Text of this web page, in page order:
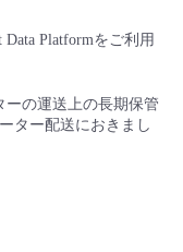
Platformをご利用
ーの運送上の長期保管
ター配送におきまし